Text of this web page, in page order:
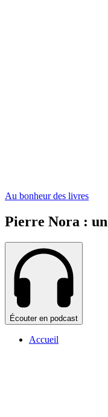
Au bonheur des livres
Pierre Nora :
Écouter en podcast
Accueil